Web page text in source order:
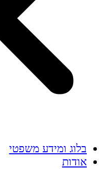
בלוג ומידע משפטי
אודות